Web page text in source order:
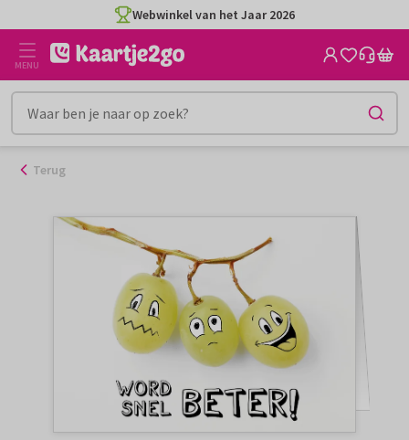
naar
inhoud
Webwinkel van het Jaar 2026
MENU
Terug